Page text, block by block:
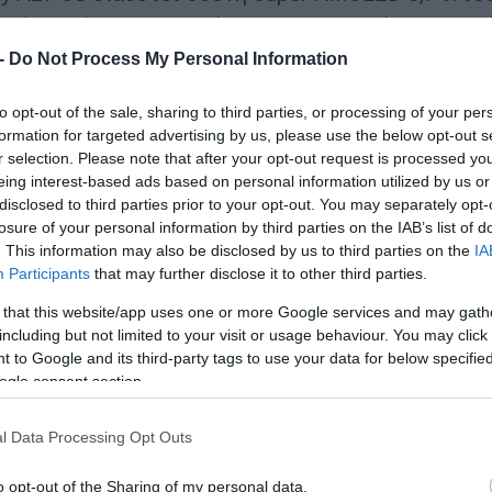
Do Not Process My Personal Information
opt-out of the sale, sharing to third parties, or processing of your
for targeted advertising by us, please use the below opt-out
selection. Please note that after your opt-out request is processed
interest-based ads based on personal information utilized by us
to third parties prior to your opt-out. You may separately
of your personal information by third parties on the IAB’s list of
This information may also be disclosed by us to third parties on the
Participants that may further disclose it to other third parties.
that this website/app uses one or more Google services and may
but not limited to your visit or usage behaviour. You may
to Google and its third-party tags to use your data for below
consent section.
Data Processing Opt Outs
opt-out of the Sharing of my personal data.
Infinity-O, η οποία ελαχιστοποιεί την ορατή
punch-hole. Σε συνδυασμό με το
χώρο στην οθόνη και αφαιρεί τους
επίκεντρο. Με λεπτό σώμα 7,8 χιλιοστών,
άνετη αίσθηση στο χέρι του χρήστη καθ’
3 Mobile Platform
, το Galaxy A27 5G
είτε οι χρήστες εναλλάσσονται μεταξύ
Η ενίσχυση της απόδοσης της GPU
η τελευταίας τεχνολογίας μνήμη υψηλής
και βελτιωμένη ενεργειακή απόδοση.
A27 5G να προσφέρει μια καθημερινή